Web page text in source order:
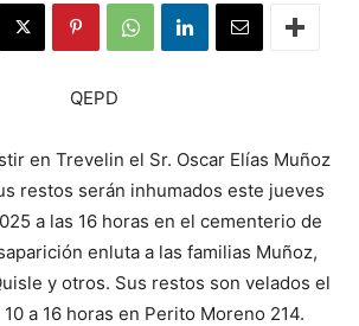
QEPD
en Trevelin el Sr. Oscar Elías Muñoz
restos serán inhumados este jueves
a las 16 horas en el cementerio de
enluta a las familias Muñoz,
y otros. Sus restos son velados el
a 16 horas en Perito Moreno 214.